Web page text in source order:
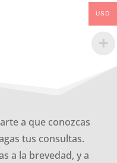
a que conozcas
tus consultas.
a la brevedad, y a
USD